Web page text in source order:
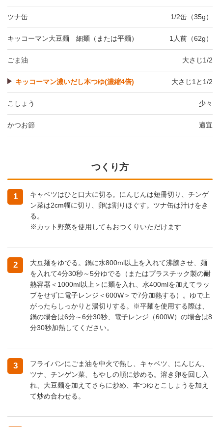
ツナ缶 1/2缶（35g）
キッコーマン大豆麺 細麺（または平麺） 1人前（62g）
ごま油 大さじ1/2
キッコーマン濃いだし本つゆ(濃縮4倍) 大さじ1と1/2
こしょう 少々
かつお節 適宜
つくり方
1
キャベツはひと口大に切る。にんじんは短冊切り、チンゲ
ン菜は2cm幅に切り、卵は割りほぐす。ツナ缶は汁けをき
る。
※カット野菜を使用してもおつくりいただけます
2
大豆麺をゆでる。鍋に水800ml以上を入れて沸騰させ、麺
を入れて4分30秒～5分ゆでる（またはプラスチック製の耐
熱容器＜1000ml以上＞に麺を入れ、水400mlを加えてラッ
プをせずに電子レンジ＜600W＞で7分加熱する）。ゆで上
がったらしっかりと湯切りする。※平麺を使用する際は、
鍋の場合は6分～6分30秒、電子レンジ（600W）の場合は8
分30秒加熱してください。
3
フライパンにごま油を中火で熱し、キャベツ、にんじん、
ツナ、チンゲン菜、もやしの順に炒める。溶き卵を回し入
れ、大豆麺を加えてさらに炒め、本つゆとこしょうを加え
て炒め合わせる。